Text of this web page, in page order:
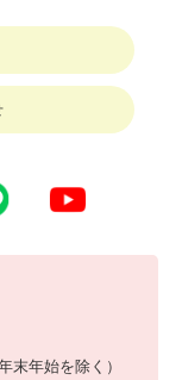
末年始を除く）